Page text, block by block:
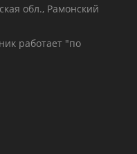
обл., Рамонский
работает "по